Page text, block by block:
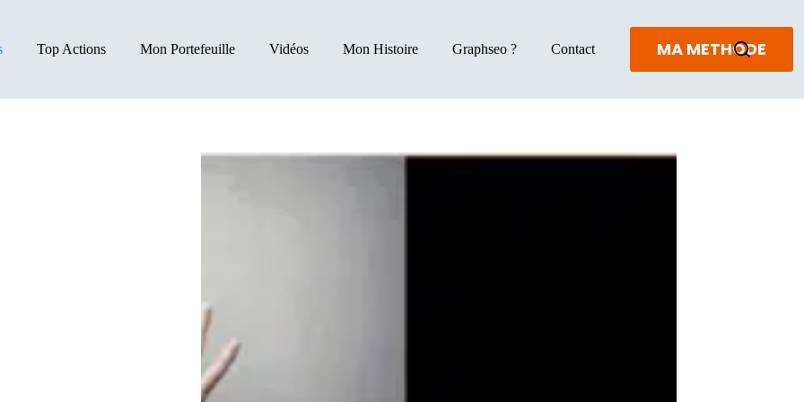
Top Actions Mon Portefeuille Vidéos Mon Histoire Graphseo ? Contact MA METHODE